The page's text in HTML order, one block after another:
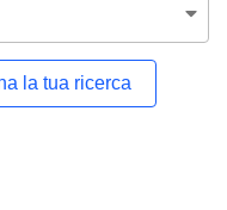
la tua ricerca